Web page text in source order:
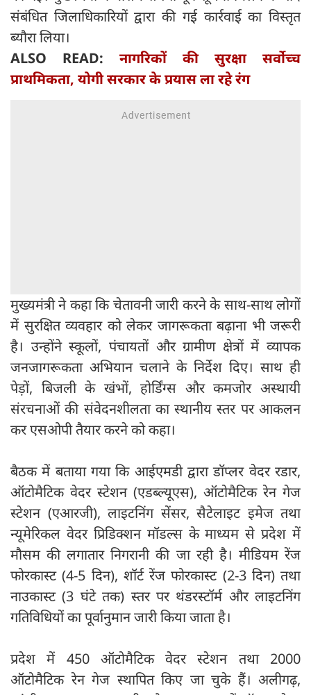
संबंधित जिलाधिकारियों द्वारा की गई कार्रवाई का विस्तृत
ब्यौरा लिया।
ALSO READ: नागरिकों की सुरक्षा सर्वोच्च
प्राथमिकता, योगी सरकार के प्रयास ला रहे रंग
मुख्यमंत्री ने कहा कि चेतावनी जारी करने के साथ-साथ लोगों
में सुरक्षित व्यवहार को लेकर जागरूकता बढ़ाना भी जरूरी
है। उन्होंने स्कूलों, पंचायतों और ग्रामीण क्षेत्रों में व्यापक
जनजागरूकता अभियान चलाने के निर्देश दिए। साथ ही
पेड़ों, बिजली के खंभों, होर्डिंग्स और कमजोर अस्थायी
संरचनाओं की संवेदनशीलता का स्थानीय स्तर पर आकलन
कर एसओपी तैयार करने को कहा।
बैठक में बताया गया कि आईएमडी द्वारा डॉप्लर वेदर रडार,
ऑटोमैटिक वेदर स्टेशन (एडब्ल्यूएस), ऑटोमैटिक रेन गेज
स्टेशन (एआरजी), लाइटनिंग सेंसर, सैटेलाइट इमेज तथा
न्यूमेरिकल वेदर प्रिडिक्शन मॉडल्स के माध्यम से प्रदेश में
मौसम की लगातार निगरानी की जा रही है। मीडियम रेंज
फोरकास्ट (4-5 दिन), शॉर्ट रेंज फोरकास्ट (2-3 दिन) तथा
नाउकास्ट (3 घंटे तक) स्तर पर थंडरस्टॉर्म और लाइटनिंग
गतिविधियों का पूर्वानुमान जारी किया जाता है।
प्रदेश में 450 ऑटोमैटिक वेदर स्टेशन तथा 2000
ऑटोमैटिक रेन गेज स्थापित किए जा चुके हैं। अलीगढ़,